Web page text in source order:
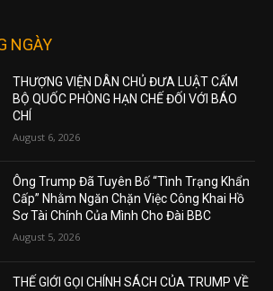
NGÀY
THƯỢNG VIỆN DÂN CHỦ ĐƯA LUẬT CẤM
BỘ QUỐC PHÒNG HẠN CHẾ ĐỐI VỚI BÁO
CHÍ
August 6, 2026
Ông Trump Đã Tuyên Bố “Tình Trạng Khẩn
Cấp” Nhằm Ngăn Chặn Việc Công Khai Hồ
Sơ Tài Chính Của Mình Cho Đài BBC
August 5, 2026
THẾ GIỚI GỌI CHÍNH SÁCH CỦA TRUMP VỀ